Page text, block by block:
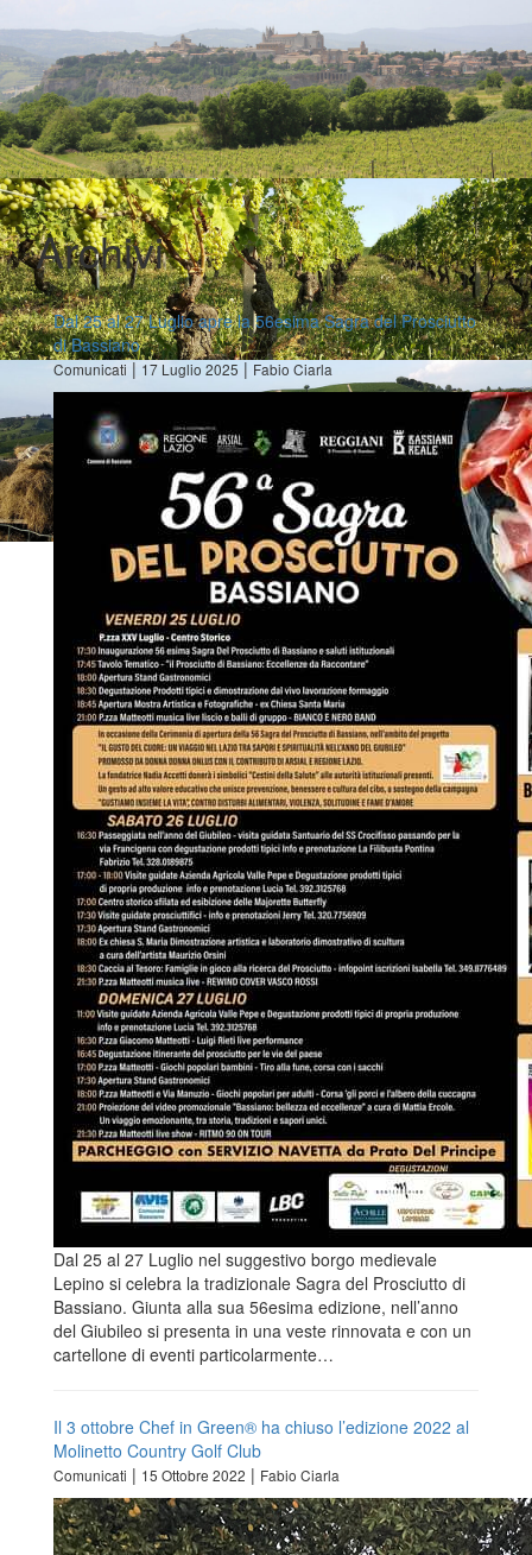
Archivi
Dal 25 al 27 Luglio apre la 56esima Sagra del Prosciutto
di Bassiano
Comunicati | 17 Luglio 2025 | Fabio Ciarla
Dal 25 al 27 Luglio nel suggestivo borgo medievale
Lepino si celebra la tradizionale Sagra del Prosciutto di
Bassiano. Giunta alla sua 56esima edizione, nell’anno
del Giubileo si presenta in una veste rinnovata e con un
cartellone di eventi particolarmente…
Il 3 ottobre Chef in Green® ha chiuso l’edizione 2022 al
Molinetto Country Golf Club
Comunicati | 15 Ottobre 2022 | Fabio Ciarla